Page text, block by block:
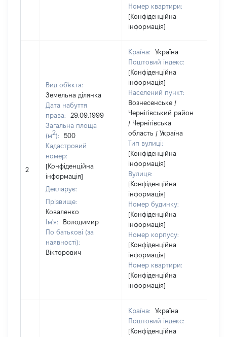
Номер квартири:
[Конфіденційна
інформація]
2
Вид об'єкта:
Земельна ділянка
Дата набуття
права:
29.09.1999
Загальна площа
(м2):
500
Кадастровий
номер:
[Конфіденційна
інформація]
Декларує:
Прізвище:
Коваленко
Ім'я:
Володимир
По батькові (за
наявності):
Вікторович
Країна:
Україна
Поштовий індекс:
[Конфіденційна
інформація]
Населений пункт:
Вознесенське /
Чернігівський район
/ Чернігівська
область / Україна
Тип вулиці:
[Конфіденційна
інформація]
Вулиця:
[Конфіденційна
інформація]
Номер будинку:
[Конфіденційна
інформація]
Номер корпусу:
[Конфіденційна
інформація]
Номер квартири:
[Конфіденційна
інформація]
Країна:
Україна
Поштовий індекс:
[Конфіденційна